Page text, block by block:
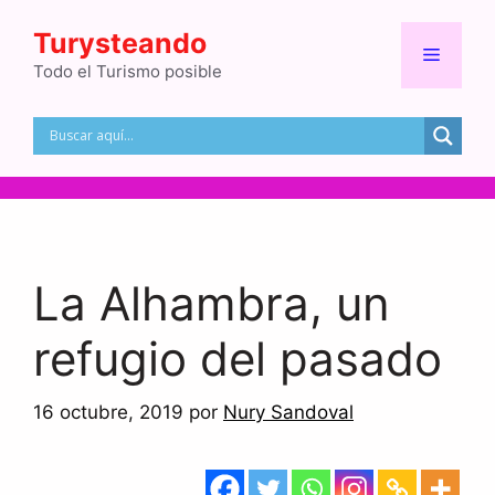
Turysteando
Todo el Turismo posible
La Alhambra, un
refugio del pasado
16 octubre, 2019 por Nury Sandoval